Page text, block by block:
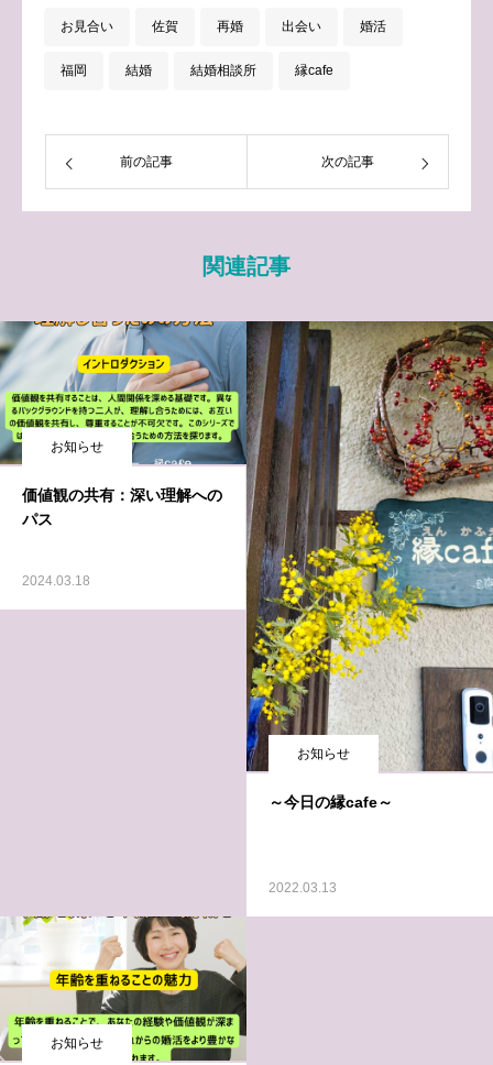
お見合い 佐賀 再婚 出会い 婚活
福岡 結婚 結婚相談所 縁cafe
前の記事 次の記事
関連記事
お知らせ
価値観の共有：深い理解への
パス
2024.03.18
お知らせ
～今日の縁cafe～
2022.03.13
お知らせ